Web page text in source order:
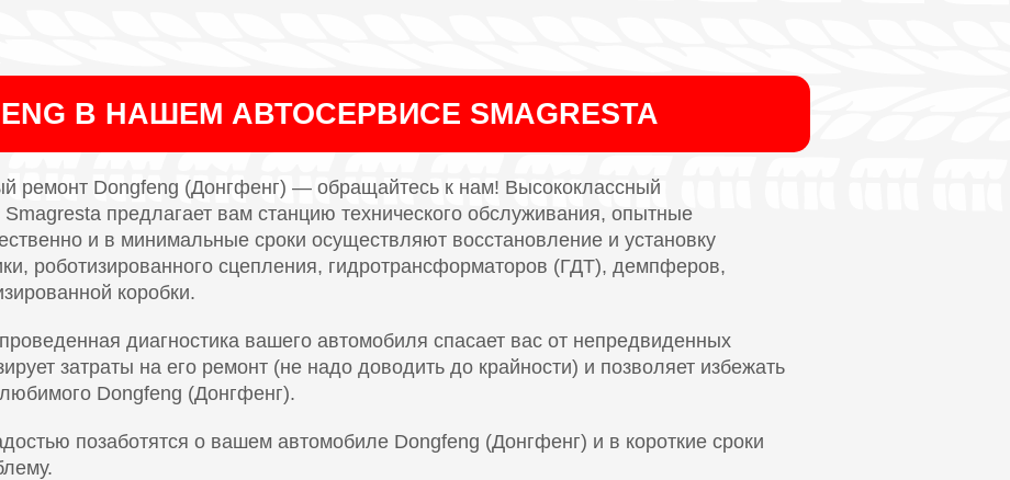
В НАШЕМ АВТОСЕРВИСЕ SMAGRESTA
ремонт Dongfeng (Донгфенг) — обращайтесь к нам! Высококлассный
предлагает вам станцию технического обслуживания, опытные
и в минимальные сроки осуществляют восстановление и установку
роботизированного сцепления, гидротрансформаторов (ГДТ), демпферов,
коробки.
диагностика вашего автомобиля спасает вас от непредвиденных
затраты на его ремонт (не надо доводить до крайности) и позволяет избежать
Dongfeng (Донгфенг).
позаботятся о вашем автомобиле Dongfeng (Донгфенг) и в короткие сроки